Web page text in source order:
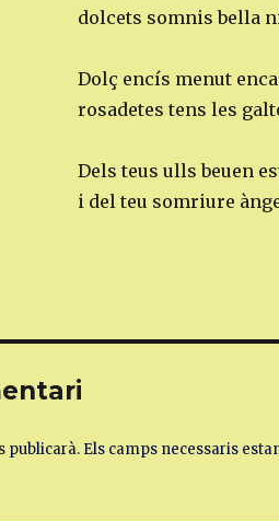
dolcets somnis bella
Dolç encís menut
rosadetes tens les
Dels teus ulls beuen
i del teu somriure
publicarà. Els camps necessaris